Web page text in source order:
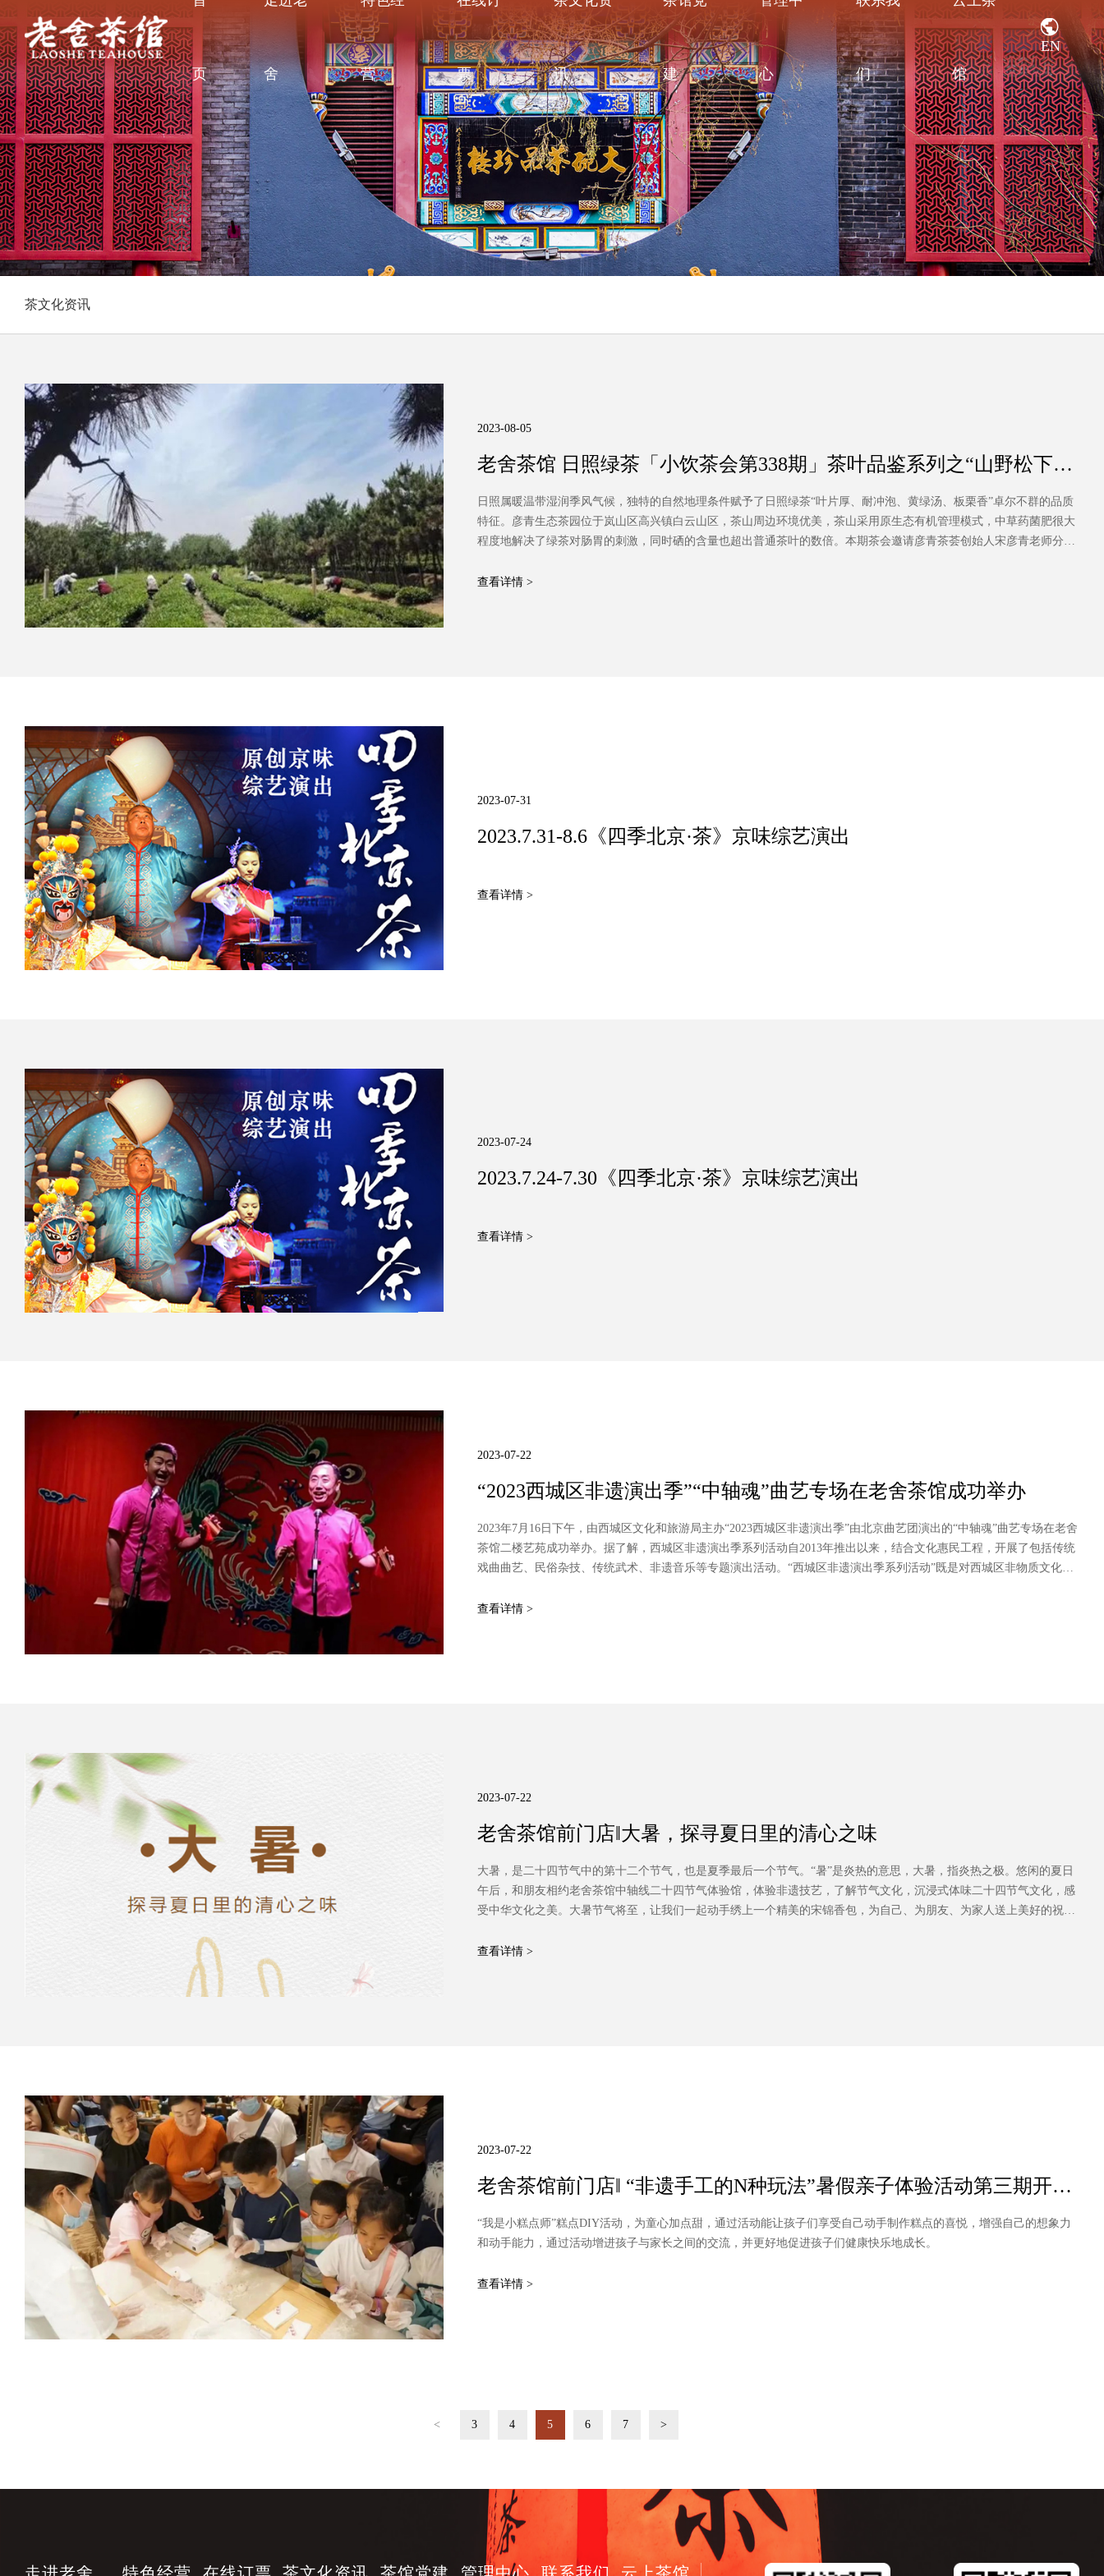
页 舍 营 票 讯 建 心 们 馆
EN
茶文化资讯
2023-08-05
老舍茶馆 日照绿茶「小饮茶会第338期」茶叶品鉴系列之“山野松下云
日照属暖温带湿润季风气候，独特的自然地理条件赋予了日照绿茶“叶片厚、耐冲泡、黄绿汤、板栗香”卓尔不群的品质
特征。彦青生态茶园位于岚山区高兴镇白云山区，茶山周边环境优美，茶山采用原生态有机管理模式，中草药菌肥很大
程度地解决了绿茶对肠胃的刺激，同时硒的含量也超出普通茶叶的数倍。本期茶会邀请彦青茶荟创始人宋彦青老师分享
查看详情 >
2023-07-31
2023.7.31-8.6《四季北京·茶》京味综艺演出
查看详情 >
2023-07-24
2023.7.24-7.30《四季北京·茶》京味综艺演出
查看详情 >
2023-07-22
“2023西城区非遗演出季”“中轴魂”曲艺专场在老舍茶馆成功举办
2023年7月16日下午，由西城区文化和旅游局主办“2023西城区非遗演出季”由北京曲艺团演出的“中轴魂”曲艺专场在老舍
茶馆二楼艺苑成功举办。据了解，西城区非遗演出季系列活动自2013年推出以来，结合文化惠民工程，开展了包括传统
戏曲曲艺、民俗杂技、传统武术、非遗音乐等专题演出活动。“西城区非遗演出季系列活动”既是对西城区非物质文化遗
民群众提供特色的公益文化服务，为优秀传统文化提供更广阔的传播途径，从而吸引更多的群众关注非遗文化，参与非
查看详情 >
2023-07-22
老舍茶馆前门店‖大暑，探寻夏日里的清心之味
大暑，是二十四节气中的第十二个节气，也是夏季最后一个节气。“暑”是炎热的意思，大暑，指炎热之极。悠闲的夏日
午后，和朋友相约老舍茶馆中轴线二十四节气体验馆，体验非遗技艺，了解节气文化，沉浸式体味二十四节气文化，感
受中华文化之美。大暑节气将至，让我们一起动手绣上一个精美的宋锦香包，为自己、为朋友、为家人送上美好的祝
查看详情 >
2023-07-22
老舍茶馆前门店‖ “非遗手工的N种玩法”暑假亲子体验活动第三期开课
“我是小糕点师”糕点DIY活动，为童心加点甜，通过活动能让孩子们享受自己动手制作糕点的喜悦，增强自己的想象力
和动手能力，通过活动增进孩子与家长之间的交流，并更好地促进孩子们健康快乐地成长。
查看详情 >
< 3 4 5 6 7 >
走进老舍 特色经营 在线订票 茶文化资讯 茶馆党建 管理中心 联系我们 云上茶馆